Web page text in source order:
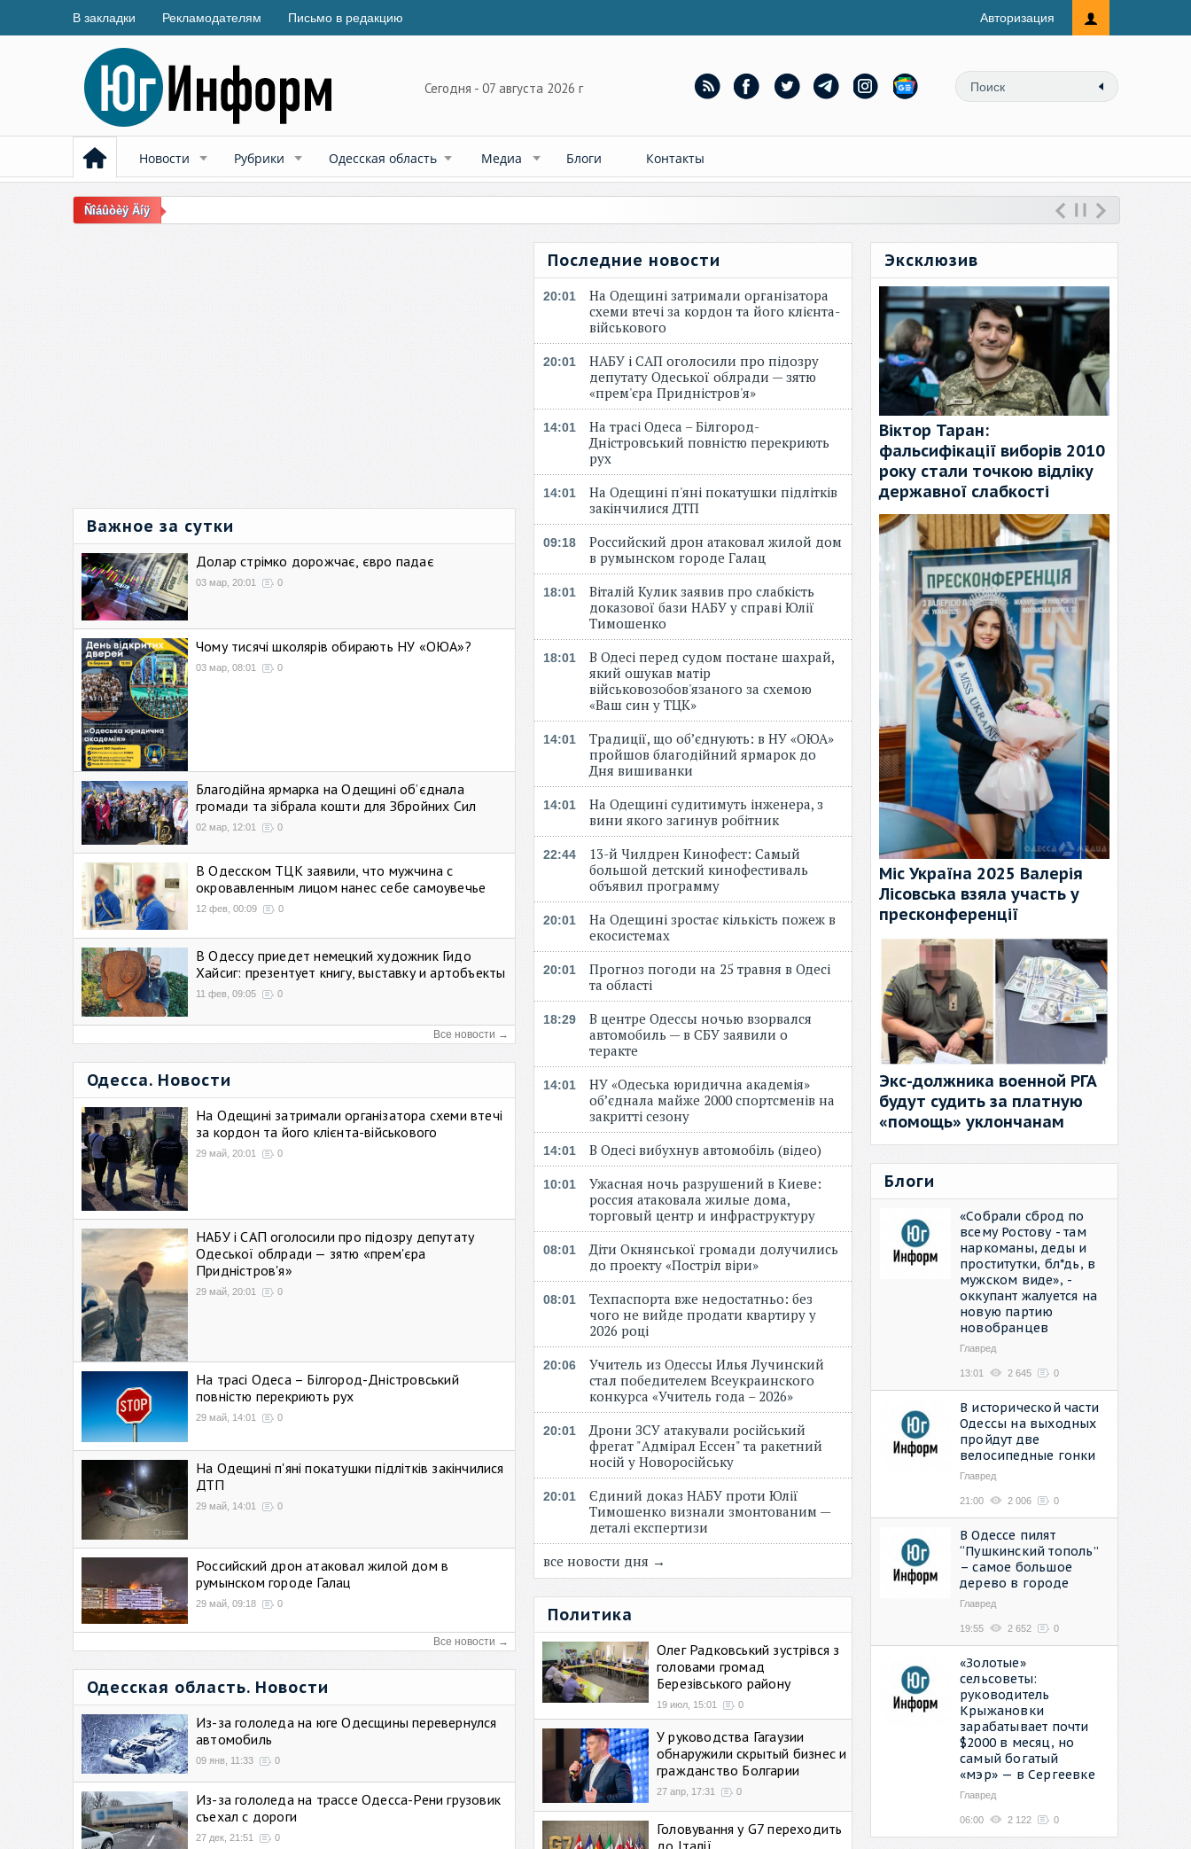
В закладки Рекламодателям Письмо в редакцию Авторизация
Сегодня - 07 августа 2026 г
Новости Рубрики Одесская область Медиа Блоги Контакты
Ñîáûòèÿ Äíÿ
Важное за сутки
Долар стрімко дорожчає, євро падає
03 мар, 20:01 0
Чому тисячі школярів обирають НУ «ОЮА»?
03 мар, 08:01 0
Благодійна ярмарка на Одещині об’єднала
громади та зібрала кошти для Збройних Сил
02 мар, 12:01 0
В Одесском ТЦК заявили, что мужчина с
окровавленным лицом нанес себе самоувечье
12 фев, 00:09 0
В Одессу приедет немецкий художник Гидо
Хайсиг: презентует книгу, выставку и артобъекты
11 фев, 09:05 0
Все новости →
Одесса. Новости
На Одещині затримали організатора схеми втечі
за кордон та його клієнта-військового
29 май, 20:01 0
НАБУ і САП оголосили про підозру депутату
Одеської облради — зятю «прем'єра
Придністров'я»
29 май, 20:01 0
На трасі Одеса – Білгород-Дністровський
повністю перекриють рух
29 май, 14:01 0
На Одещині п'яні покатушки підлітків закінчилися
ДТП
29 май, 14:01 0
Российский дрон атаковал жилой дом в
румынском городе Галац
29 май, 09:18 0
Все новости →
Одесская область. Новости
Из-за гололеда на юге Одесщины перевернулся
автомобиль
09 янв, 11:33 0
Из-за гололеда на трассе Одесса-Рени грузовик
съехал с дороги
27 дек, 21:51 0
Последние новости
20:01
На Одещині затримали організатора
схеми втечі за кордон та його клієнта-
військового
20:01
НАБУ і САП оголосили про підозру
депутату Одеської облради — зятю
«прем'єра Придністров'я»
14:01
На трасі Одеса – Білгород-
Дністровський повністю перекриють
рух
14:01
На Одещині п'яні покатушки підлітків
закінчилися ДТП
09:18
Российский дрон атаковал жилой дом
в румынском городе Галац
18:01
Віталій Кулик заявив про слабкість
доказової бази НАБУ у справі Юлії
Тимошенко
18:01
В Одесі перед судом постане шахрай,
який ошукав матір
військовозобов'язаного за схемою
«Ваш син у ТЦК»
14:01
Традиції, що об’єднують: в НУ «ОЮА»
пройшов благодійний ярмарок до
Дня вишиванки
14:01
На Одещині судитимуть інженера, з
вини якого загинув робітник
22:44
13-й Чилдрен Кинофест: Самый
большой детский кинофестиваль
объявил программу
20:01
На Одещині зростає кількість пожеж в
екосистемах
20:01
Прогноз погоди на 25 травня в Одесі
та області
18:29
В центре Одессы ночью взорвался
автомобиль — в СБУ заявили о
теракте
14:01
НУ «Одеська юридична академія»
об’єднала майже 2000 спортсменів на
закритті сезону
14:01 В Одесі вибухнув автомобіль (відео)
10:01
Ужасная ночь разрушений в Киеве:
россия атаковала жилые дома,
торговый центр и инфраструктуру
08:01
Діти Окнянської громади долучились
до проекту «Постріл віри»
08:01
Техпаспорта вже недостатньо: без
чого не вийде продати квартиру у
2026 році
20:06
Учитель из Одессы Илья Лучинский
стал победителем Всеукраинского
конкурса «Учитель года – 2026»
20:01
Дрони ЗСУ атакували російський
фрегат "Адмірал Ессен" та ракетний
носій у Новоросійську
20:01
Єдиний доказ НАБУ проти Юлії
Тимошенко визнали змонтованим —
деталі експертизи
все новости дня →
Политика
Олег Радковський зустрівся з
головами громад
Березівського району
19 июл, 15:01 0
У руководства Гагаузии
обнаружили скрытый бизнес и
гражданство Болгарии
27 апр, 17:31 0
Головування у G7 переходить
до Італії
Эксклюзив
Віктор Таран:
фальсифікації виборів 2010
року стали точкою відліку
державної слабкості
Міс Україна 2025 Валерія
Лісовська взяла участь у
пресконференції
Экс-должника военной РГА
будут судить за платную
«помощь» уклончанам
Блоги
«Собрали сброд по
всему Ростову - там
наркоманы, деды и
проститутки, бл*дь, в
мужском виде», -
оккупант жалуется на
новую партию
новобранцев
Главред
13:01 2 645 0
В исторической части
Одессы на выходных
пройдут две
велосипедные гонки
Главред
21:00 2 006 0
В Одессе пилят
“Пушкинский тополь”
– самое большое
дерево в городе
Главред
19:55 2 652 0
«Золотые»
сельсоветы:
руководитель
Крыжановки
зарабатывает почти
$2000 в месяц, но
самый богатый
«мэр» — в Сергеевке
Главред
06:00 2 122 0